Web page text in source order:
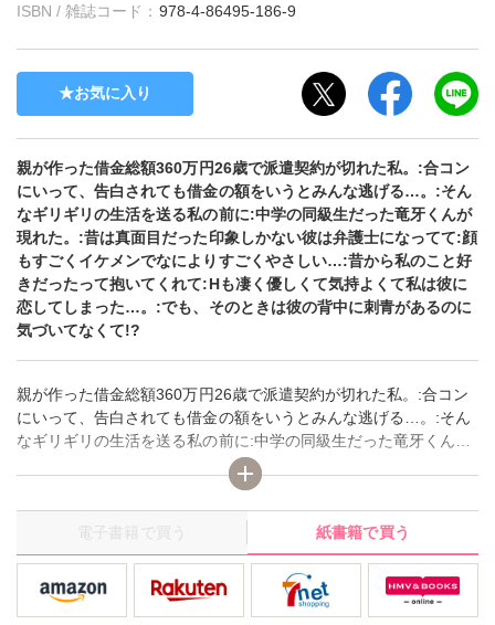
ISBN / 雑誌コード： 978-4-86495-186-9
お気に入り
親が作った借金総額360万円26歳で派遣契約が切れた私。:合コン
にいって、告白されても借金の額をいうとみんな逃げる…。:そん
なギリギリの生活を送る私の前に:中学の同級生だった竜牙くんが
現れた。:昔は真面目だった印象しかない彼は弁護士になってて:顔
もすごくイケメンでなによりすごくやさしい…:昔から私のこと好
きだったって抱いてくれて:Hも凄く優しくて気持よくて私は彼に
恋してしまった…。:でも、そのときは彼の背中に刺青があるのに
気づいてなくて!?
親が作った借金総額360万円26歳で派遣契約が切れた私。:合コン
にいって、告白されても借金の額をいうとみんな逃げる…。:そん
なギリギリの生活を送る私の前に:中学の同級生だった竜牙くんが
現れた。:昔は真面目だった印象しかない彼は弁護士になってて:顔
もすごくイケメンでなによりすごくやさしい…:昔から私のこと好
きだったって抱いてくれて:Hも凄く優しくて気持よくて私は彼に
恋してしまった…。:でも、そのときは彼の背中に刺青があるのに
気づいてなくて!?
電子書籍で買う 紙書籍で買う